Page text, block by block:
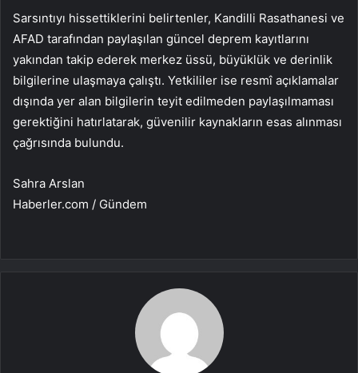
Sarsıntıyı hissettiklerini belirtenler, Kandilli Rasathanesi ve
AFAD tarafından paylaşılan güncel deprem kayıtlarını
yakından takip ederek merkez üssü, büyüklük ve derinlik
bilgilerine ulaşmaya çalıştı. Yetkililer ise resmî açıklamalar
dışında yer alan bilgilerin teyit edilmeden paylaşılmaması
gerektiğini hatırlatarak, güvenilir kaynakların esas alınması
çağrısında bulundu.
Sahra Arslan
Haberler.com / Gündem